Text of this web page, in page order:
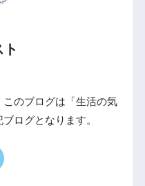
のブログは「生活の気
ログとなります。